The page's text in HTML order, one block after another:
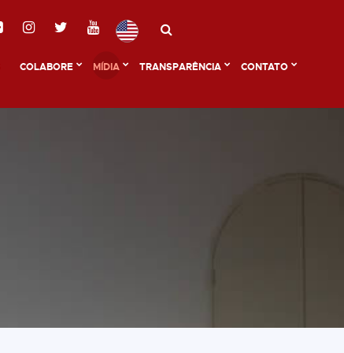
COLABORE MÍDIA TRANSPARÊNCIA CONTATO